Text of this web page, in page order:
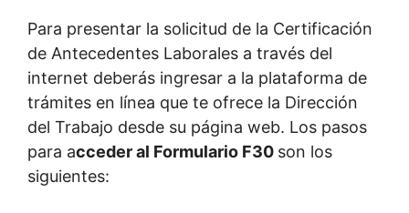
Para presentar la solicitud de la Certificación
de Antecedentes Laborales a través del
internet deberás ingresar a la plataforma de
trámites en línea que te ofrece la Dirección
del Trabajo desde su página web. Los pasos
para acceder al Formulario F30 son los
siguientes: